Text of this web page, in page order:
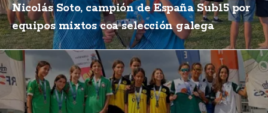
Nicolás Soto, campión de España Sub15 por
equipos mixtos coa selección galega